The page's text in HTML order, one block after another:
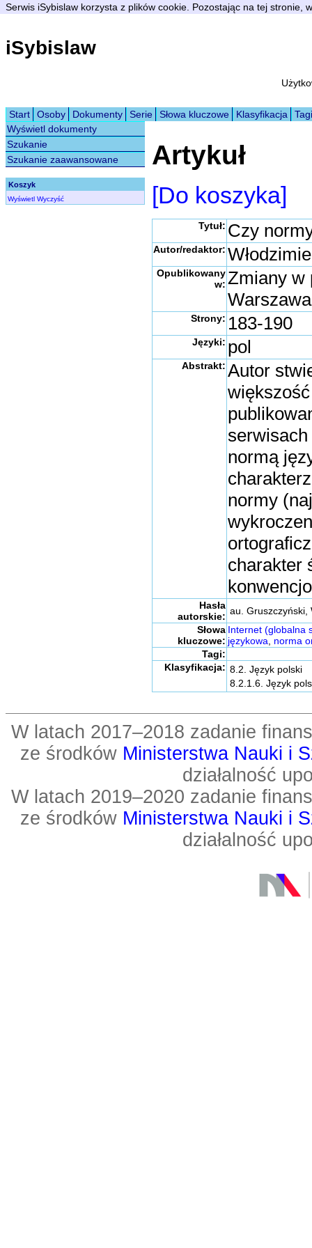
Serwis iSybislaw korzysta z plików cookie. Pozostając na tej stronie,
iSybislaw
Start Osoby Dokumenty Serie Słowa kluczowe Klasyfikacja
Tagi
Wyświetl dokumenty
Szukanie
Szukanie zaawansowane
Koszyk
Wyświetl Wyczyść
Artykuł
[Do koszyka]
Tytuł: Czy
Autor/redaktor:
Opublikowany
w: Zmiany w
Strony: 183-190
Języki: pol
Abstrakt: Autor
normą
normy
charakter
Hasła
autorskie: au. Gruszczyński,
Słowa
kluczowe:
Internet (globalna
językowa, norma
Tagi:
Klasyfikacja: 8.2. Język polski
8.2.1.6. Język
W latach 2017–2018 zadanie
ze środków Ministerstwa Nauki i
działalność
W latach 2019–2020 zadanie
ze środków Ministerstwa Nauki i
działalność